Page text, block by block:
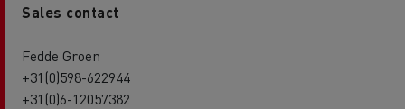
Sales contact
Fedde Groen
+31(0)598-622944
+31(0)6-12057382